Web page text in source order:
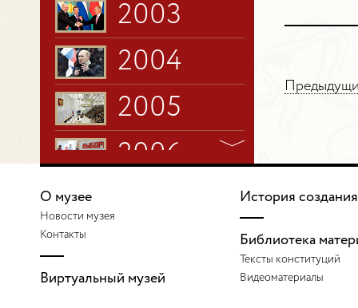
2003
2004
2005
2006
2009
О музее
Новости музея
Контакты
Виртуальный музей
История создания
Библиотека
Тексты конституций
Видеоматериалы